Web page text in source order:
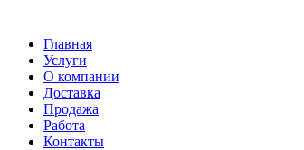
Главная
Услуги
О компании
Доставка
Продажа
Работа
Контакты